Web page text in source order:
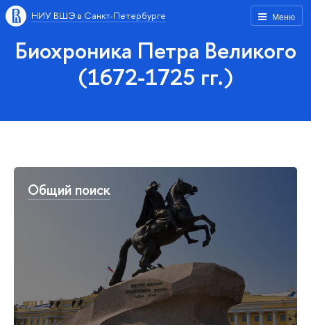
Меню
НИУ ВШЭ в Санкт-Петербурге
Биохроника Петра Великого
(1672-1725 гг.)
Общий поиск